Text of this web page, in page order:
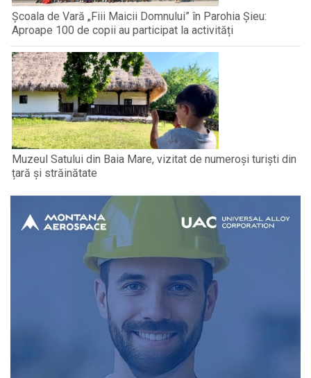
Școala de Vară „Fiii Maicii Domnului” în Parohia Șieu:
Aproape 100 de copii au participat la activități
Muzeul Satului din Baia Mare, vizitat de numeroși turiști din
țară și străinătate